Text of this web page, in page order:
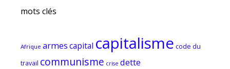
mots clés
Afrique armescapital capitalisme code du
travail communisme crise dette